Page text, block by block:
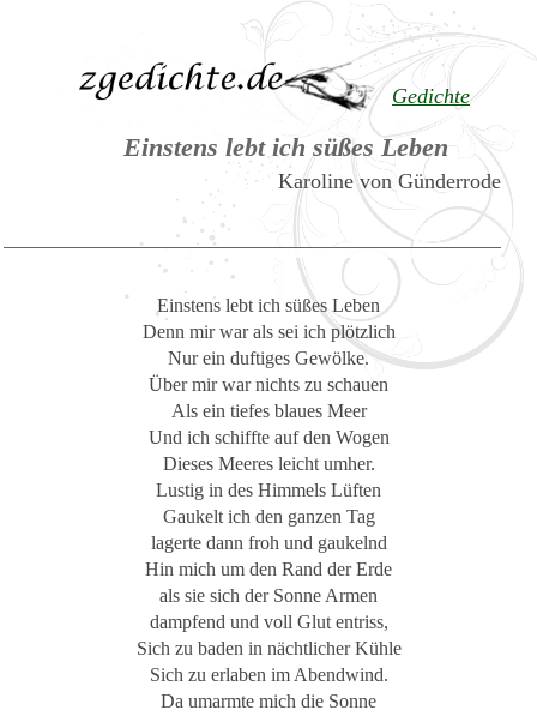
Gedichte
Einstens lebt ich süßes Leben
Karoline von Günderrode
Einstens lebt ich süßes Leben
Denn mir war als sei ich plötzlich
Nur ein duftiges Gewölke.
Über mir war nichts zu schauen
Als ein tiefes blaues Meer
Und ich schiffte auf den Wogen
Dieses Meeres leicht umher.
Lustig in des Himmels Lüften
Gaukelt ich den ganzen Tag
lagerte dann froh und gaukelnd
Hin mich um den Rand der Erde
als sie sich der Sonne Armen
dampfend und voll Glut entriss,
Sich zu baden in nächtlicher Kühle
Sich zu erlaben im Abendwind.
Da umarmte mich die Sonne